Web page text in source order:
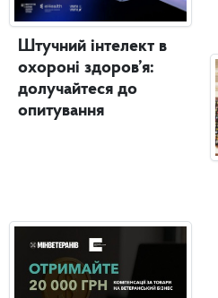
Штучний інтелект в
охороні здоров’я:
долучайтеся до
опитування